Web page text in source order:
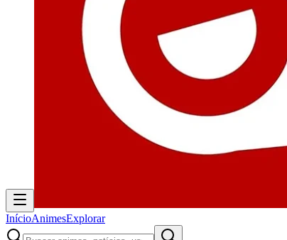
InícioAnimesExplorar